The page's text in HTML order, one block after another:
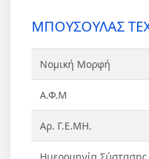
ΜΠΟΥΣΟΥΛΑΣ
Νομική Μορφή
Α.Φ.Μ
Αρ. Γ.Ε.ΜΗ.